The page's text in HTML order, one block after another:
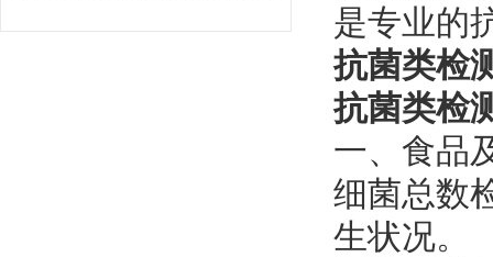
是专业的
抗菌类检
抗菌类检
一、食品
细菌总数
生状况。